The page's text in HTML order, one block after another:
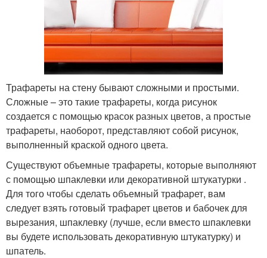
Трафареты на стену бывают сложными и простыми.
Сложные – это такие трафареты, когда рисунок
создается с помощью красок разных цветов, а простые
трафареты, наоборот, представляют собой рисунок,
выполненный краской одного цвета.
Существуют объемные трафареты, которые выполняют
с помощью шпаклевки или декоративной штукатурки .
Для того чтобы сделать объемный трафарет, вам
следует взять готовый трафарет цветов и бабочек для
вырезания, шпаклевку (лучше, если вместо шпаклевки
вы будете использовать декоративную штукатурку) и
шпатель.